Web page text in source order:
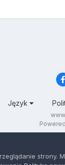
Język
strony.